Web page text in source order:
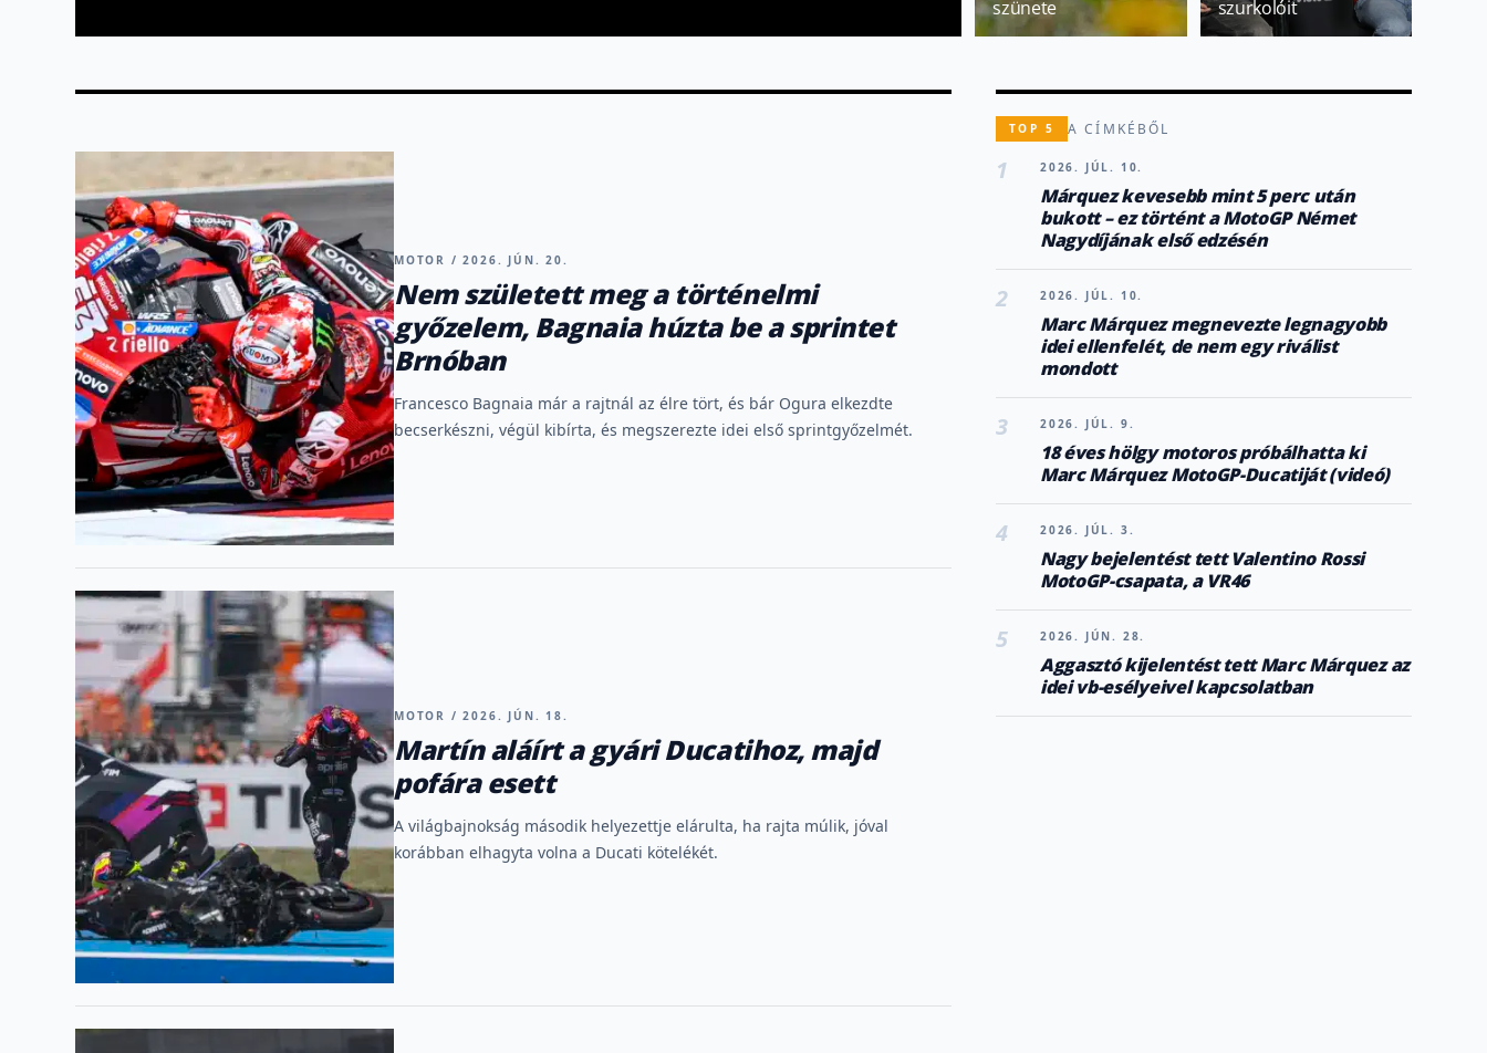
szünete szurkolóit
MOTOR / 2026. JÚN. 20.
Nem született meg a történelmi
győzelem, Bagnaia húzta be a sprintet
Brnóban
Francesco Bagnaia már a rajtnál az élre tört, és bár Ogura elkezdte
becserkészni, végül kibírta, és megszerezte idei első sprintgyőzelmét.
MOTOR / 2026. JÚN. 18.
Martín aláírt a gyári Ducatihoz, majd
pofára esett
A világbajnokság második helyezettje elárulta, ha rajta múlik, jóval
korábban elhagyta volna a Ducati kötelékét.
TOP 5 A CÍMKÉBŐL
1 2026. JÚL. 10.
Márquez kevesebb mint 5 perc után
bukott – ez történt a MotoGP Német
Nagydíjának első edzésén
2 2026. JÚL. 10.
Marc Márquez megnevezte legnagyobb
idei ellenfelét, de nem egy riválist
mondott
3 2026. JÚL. 9.
18 éves hölgy motoros próbálhatta ki
Marc Márquez MotoGP-Ducatiját (videó)
4 2026. JÚL. 3.
Nagy bejelentést tett Valentino Rossi
MotoGP-csapata, a VR46
5 2026. JÚN. 28.
Aggasztó kijelentést tett Marc Márquez az
idei vb-esélyeivel kapcsolatban